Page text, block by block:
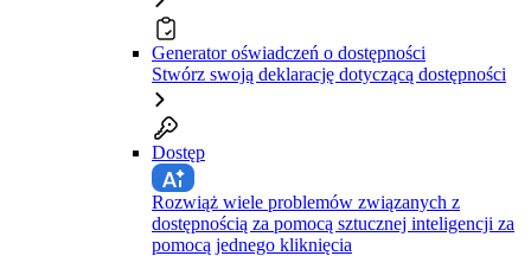
Generator oświadczeń o dostępności
Stwórz swoją deklarację dotyczącą dostępności
Dostęp
Rozwiąż wiele problemów związanych z
dostępnością za pomocą sztucznej inteligencji za
pomocą jednego kliknięcia